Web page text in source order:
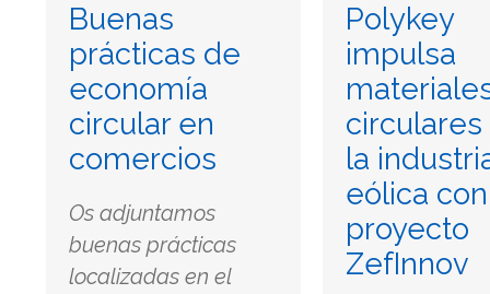
Buenas
prácticas de
economía
circular en
comercios
Os adjuntamos
buenas prácticas
localizadas en el
Polykey
impulsa
circulares
la
eólica
proyecto
ZefInnov